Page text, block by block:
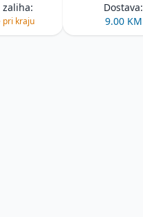
zaliha:
pri kraju
Dostava:
9.00 KM